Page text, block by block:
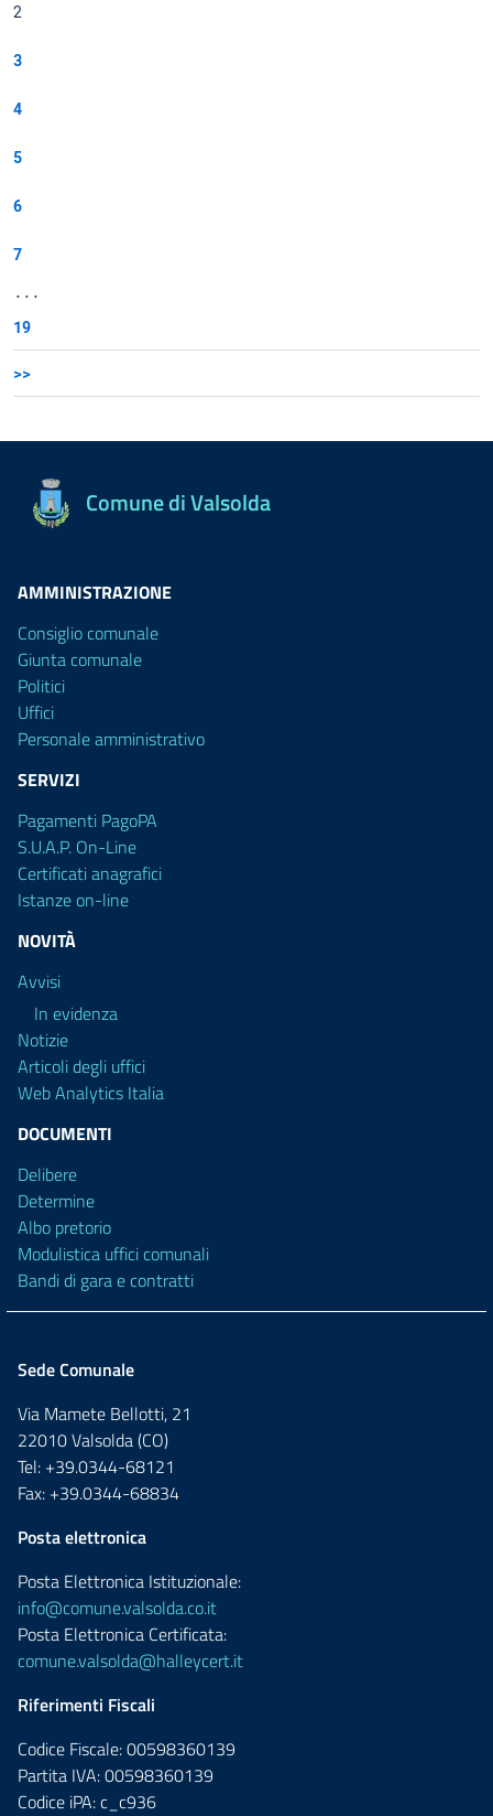
2
3
4
5
6
7
...
19
>>
Comune di Valsolda
AMMINISTRAZIONE
Consiglio comunale
Giunta comunale
Politici
Uffici
Personale amministrativo
SERVIZI
Pagamenti PagoPA
S.U.A.P. On-Line
Certificati anagrafici
Istanze on-line
NOVITÀ
Avvisi
In evidenza
Notizie
Articoli degli uffici
Web Analytics Italia
DOCUMENTI
Delibere
Determine
Albo pretorio
Modulistica uffici comunali
Bandi di gara e contratti
Sede Comunale
Via Mamete Bellotti, 21
22010 Valsolda (CO)
Tel: +39.0344-68121
Fax: +39.0344-68834
Posta elettronica
Posta Elettronica Istituzionale:
info@comune.valsolda.co.it
Posta Elettronica Certificata:
comune.valsolda@halleycert.it
Riferimenti Fiscali
Codice Fiscale: 00598360139
Partita IVA: 00598360139
Codice iPA: c_c936